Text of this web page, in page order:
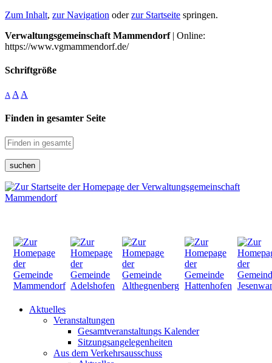
Zum Inhalt, zur Navigation oderzur Startseite springen.
Verwaltungsgemeinschaft Mammendorf| Online:
https://www.vgmammendorf.de/
Schriftgröße
A A A
Finden in gesamter Seite
suchen
Aktuelles
Veranstaltungen
Gesamtveranstaltungs Kalender
Sitzungsangelegenheiten
Aus dem Verkehrsausschuss